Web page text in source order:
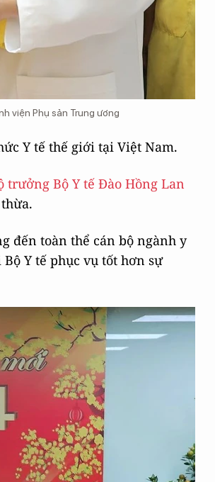
viện Phụ sản Trung ương
Y tế thế giới tại Việt Nam.
trưởng Bộ Y tế Đào Hồng Lan
đến toàn thể cán bộ ngành y
Y tế phục vụ tốt hơn sự